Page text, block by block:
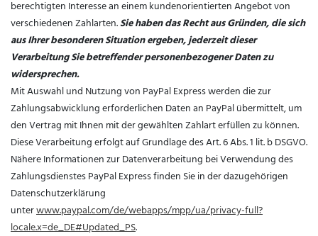
berechtigten Interesse an einem kundenorientierten Angebot von
verschiedenen Zahlarten.Sie haben das Recht aus Gründen, die sich
aus Ihrer besonderen Situation ergeben, jederzeit dieser
Verarbeitung Sie betreffender personenbezogener Daten zu
widersprechen.
Mit Auswahl und Nutzung von PayPal Express werden die zur
Zahlungsabwicklung erforderlichen Daten an PayPal übermittelt, um
den Vertrag mit Ihnen mit der gewählten Zahlart erfüllen zu können.
Diese Verarbeitung erfolgt auf Grundlage des Art. 6 Abs. 1 lit. b DSGVO.
Nähere Informationen zur Datenverarbeitung bei Verwendung des
Zahlungsdienstes PayPal Express finden Sie in der dazugehörigen
Datenschutzerklärung
unterwww.paypal.com/de/webapps/mpp/ua/privacy-full?
locale.x=de_DE#Updated_PS.